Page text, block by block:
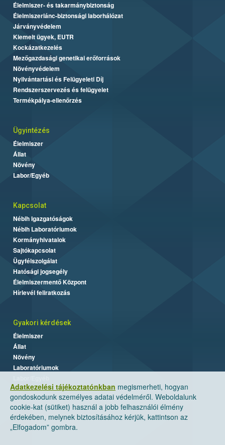
Adatkezelési tájékoztatónkban megismerheti, hogyan
gondoskodunk személyes adatai védelméről. Weboldalunk
cookie-kat (sütiket) használ a jobb felhasználói élmény
érdekében, melynek biztosításához kérjük, kattintson az
„Elfogadom” gombra.
Élelmiszer- és takarmánybiztonság
Élelmiszerlánc-biztonsági laborhálózat
Járványvédelem
Kiemelt ügyek, EUTR
Kockázatkezelés
Mezőgazdasági genetikai erőforrások
Növényvédelem
Nyilvántartási és Felügyeleti Díj
Rendszerszervezés és felügyelet
Termékpálya-ellenőrzés
Ügyintézés
Élelmiszer
Állat
Növény
Labor/Egyéb
Kapcsolat
Nébih Igazgatóságok
Nébih Laboratóriumok
Kormányhivatalok
Sajtókapcsolat
Ügyfélszolgálat
Hatósági jogsegély
Élelmiszermentő Központ
Hírlevél feliratkozás
Gyakori kérdések
Élelmiszer
Állat
Növény
Laboratóriumok